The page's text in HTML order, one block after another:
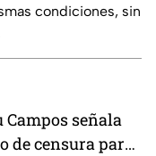
condiciones, sin
Campos señala
de censura para